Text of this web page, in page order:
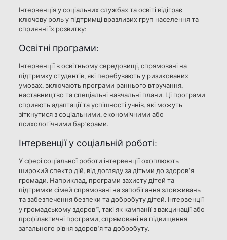
Інтервенція у соціальних службах та освіті відіграє
ключову роль у підтримці вразливих груп населення та
сприянні їх розвитку:
Освітні програми:
Інтервенції в освітньому середовищі, спрямовані на
підтримку студентів, які перебувають у ризикованих
умовах, включають програми раннього втручання,
наставництво та спеціальні навчальні плани. Ці програми
сприяють адаптації та успішності учнів, які можуть
зіткнутися з соціальними, економічними або
психологічними бар’єрами.
Інтервенції у соціальній роботі:
У сфері соціальної роботи інтервенції охоплюють
широкий спектр дій, від догляду за дітьми до здоров’я
громади. Наприклад, програми захисту дітей та
підтримки сімей спрямовані на запобігання зловживань
та забезпечення безпеки та добробуту дітей. Інтервенції
у громадському здоров’ї, такі як кампанії з вакцинації або
профілактичні програми, спрямовані на підвищення
загального рівня здоров’я та добробуту.